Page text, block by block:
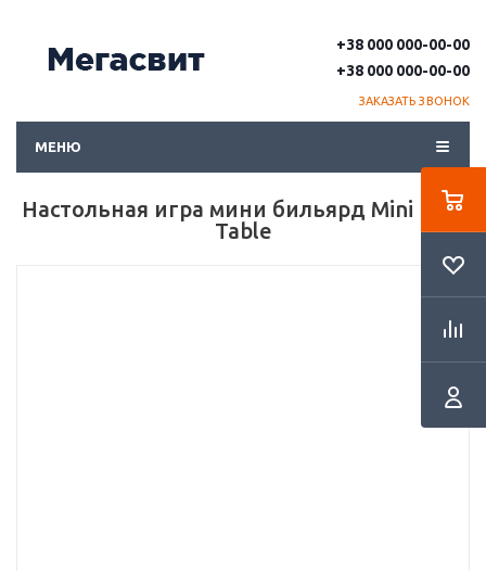
+38 000 000-00-00
+38 000 000-00-00
ЗАКАЗАТЬ ЗВОНОК
МЕНЮ
Настольная игра мини бильярд Mini Pool
Table